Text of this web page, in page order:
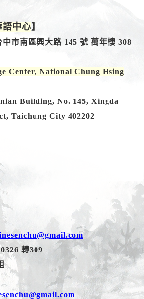
語中心】
中市南區興大路 145 號 萬年樓 308
Center, National Chung Hsing
Building, No. 145, Xingda
Taichung City 402202
轉309